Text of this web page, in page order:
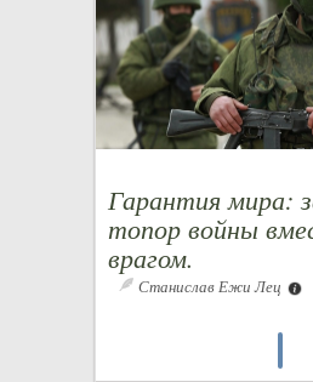
Гарантия мира:
топор войны
врагом.
Станислав Ежи Лец